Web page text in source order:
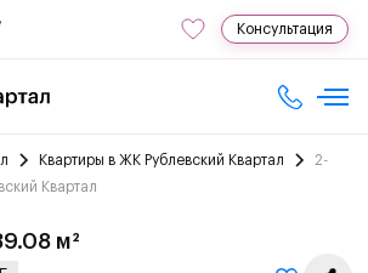
Консультация
Квартиры в ЖК Рублевский Квартал
2-
Квартал
м²